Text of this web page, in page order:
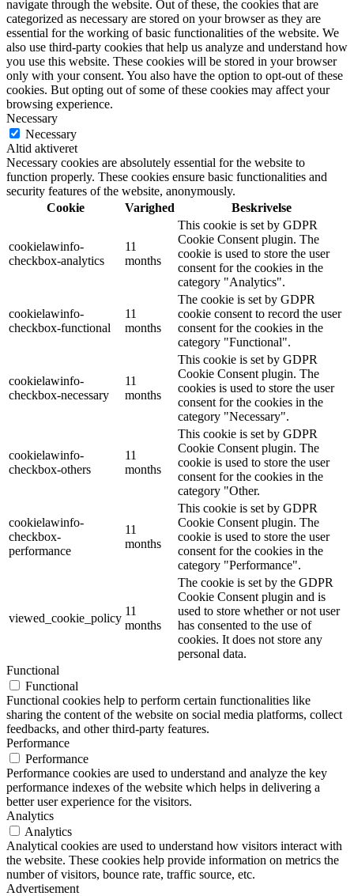
navigate through the website. Out of these, the cookies that are
categorized as necessary are stored on your browser as they are
essential for the working of basic functionalities of the website. We
also use third-party cookies that help us analyze and understand how
you use this website. These cookies will be stored in your browser
only with your consent. You also have the option to opt-out of these
cookies. But opting out of some of these cookies may affect your
browsing experience.
Necessary
Necessary
Altid aktiveret
Necessary cookies are absolutely essential for the website to
function properly. These cookies ensure basic functionalities and
security features of the website, anonymously.
Cookie
Varighed Beskrivelse
cookielawinfo-
checkbox-analytics
11
months
This cookie is set by GDPR
Cookie Consent plugin. The
cookie is used to store the user
consent for the cookies in the
category "Analytics".
cookielawinfo-
checkbox-functional
11
months
The cookie is set by GDPR
cookie consent to record the user
consent for the cookies in the
category "Functional".
cookielawinfo-
checkbox-necessary
11
months
This cookie is set by GDPR
Cookie Consent plugin. The
cookies is used to store the user
consent for the cookies in the
category "Necessary".
cookielawinfo-
checkbox-others
11
months
This cookie is set by GDPR
Cookie Consent plugin. The
cookie is used to store the user
consent for the cookies in the
category "Other.
cookielawinfo-
checkbox-
performance
11
months
This cookie is set by GDPR
Cookie Consent plugin. The
cookie is used to store the user
consent for the cookies in the
category "Performance".
viewed_cookie_policy
11
months
The cookie is set by the GDPR
Cookie Consent plugin and is
used to store whether or not user
has consented to the use of
cookies. It does not store any
personal data.
Functional
Functional
Functional cookies help to perform certain functionalities like
sharing the content of the website on social media platforms, collect
feedbacks, and other third-party features.
Performance
Performance
Performance cookies are used to understand and analyze the key
performance indexes of the website which helps in delivering a
better user experience for the visitors.
Analytics
Analytics
Analytical cookies are used to understand how visitors interact with
the website. These cookies help provide information on metrics the
number of visitors, bounce rate, traffic source, etc.
Advertisement